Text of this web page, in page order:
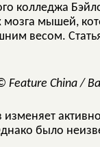
колледжа
мозга мышей,
весом.
Feature China /
было